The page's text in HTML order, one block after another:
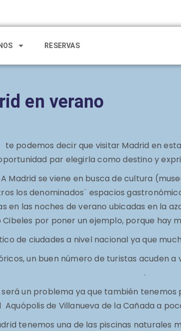
RESERVAS
en verano
te podemos decir que visitar Madrid en
par elegirla como destino y
Madrid se viene en busca de cultura
los denominados¨ espacios
las noches de verano ubicadas en la
por poner un ejemplo, porque hay
de ciudades a nivel nacional ya que
un buen número de turistas acuden a
Bruña cerca del Paseo del Prado.
un problema ya que también
de Villanueva de la Cañada a
tenemos una de las piscinas